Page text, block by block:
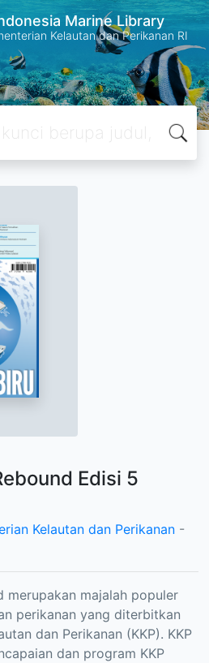
Marine Library
Kelautan dan Perikanan RI
Edisi 5
Kelautan dan Perikanan -
merupakan majalah populer
perikanan yang diterbitkan
dan Perikanan (KKP). KKP
dan program KKP